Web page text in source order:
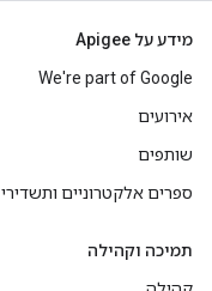
מידע על Apigee
We're part of Google
אירועים
שותפים
ספרים אלקטרוניים ותשדירי webcast
תמיכה וקהילה